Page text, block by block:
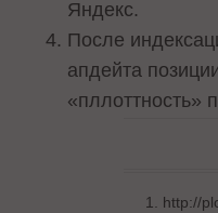
Яндекс.
После
апдейта
«пллоттность»
1. http://